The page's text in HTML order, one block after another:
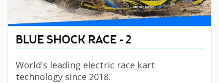
BLUE SHOCK RACE - 2
World's leading electric race kart
technology since 2018.